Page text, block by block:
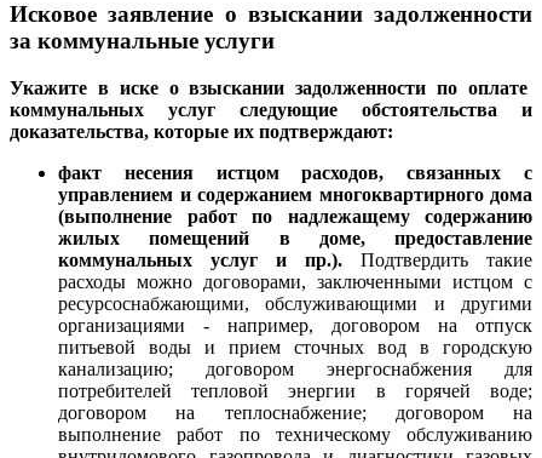
Исковое заявление о взыскании задолженности
за коммунальные услуги
Укажите в иске о взыскании задолженности по оплате
коммунальных услуг следующие обстоятельства и
доказательства, которые их подтверждают:
факт несения истцом расходов, связанных с
управлением и содержанием многоквартирного дома
(выполнение работ по надлежащему содержанию
жилых помещений в доме, предоставление
коммунальных услуг и пр.). Подтвердить такие
расходы можно договорами, заключенными истцом с
ресурсоснабжающими, обслуживающими и другими
организациями - например, договором на отпуск
питьевой воды и прием сточных вод в городскую
канализацию; договором энергоснабжения для
потребителей тепловой энергии в горячей воде;
договором на теплоснабжение; договором на
выполнение работ по техническому обслуживанию